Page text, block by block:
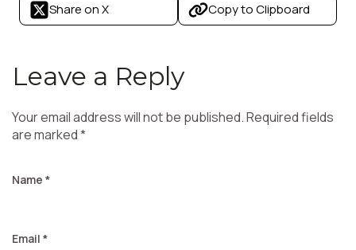
Share on X
Copy to Clipboard
Leave a Reply
Your email address will not be published.Required fields
are marked*
Name *
Email *